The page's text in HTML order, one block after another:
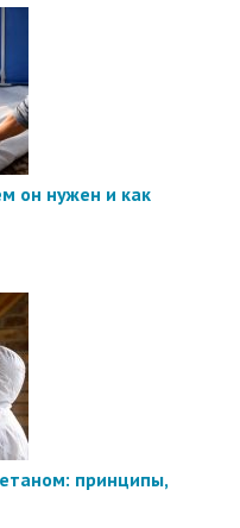
он нужен и как
принципы,